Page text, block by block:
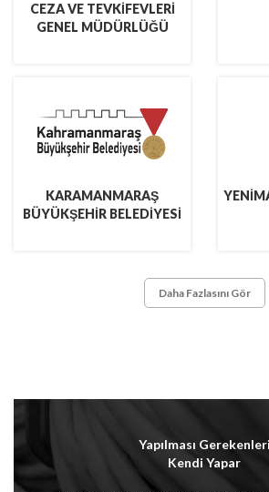
CEZA VE TEVKİFEVLERİ
GENEL MÜDÜRLÜĞÜ
KARAMANMARAŞ
BÜYÜKŞEHİR BELEDİYESİ
Daha Fazlasını Gör
Yapılması Gerekenleri
Kendi Yapar